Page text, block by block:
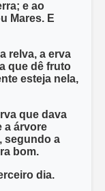
e ao
Mares. E
relva, a erva
que dê fruto
esteja nela,
que dava
a árvore
segundo a
bom.
dia.